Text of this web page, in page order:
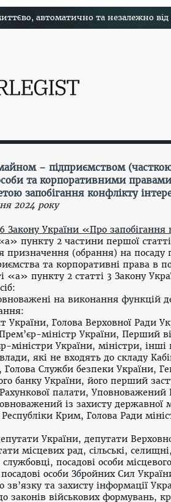
автоматично та незалежно від
– підприємством
та корпоративними
запобігання конфлікту
2024 року
Закону України «Про запобігання
» пункту 2 частини першої статті
призначення (обрання) на посаду
та корпоративні права в
«а» пункту 2 статті 3 Закону
на виконання функцій
України, Голова Верховної Ради
міністр України, Перший
міністри України, міністри,
які не входять до складу
Голова Служби безпеки України,
банку України, його перший
палати, Уповноважений
із захисту державної
Крим, Голова Ради
України, депутати
місцевих рад, сільські,
посадові особи
посадові особи Збройних Сил
зв’язку та захисту інформації
законів військових формувань,